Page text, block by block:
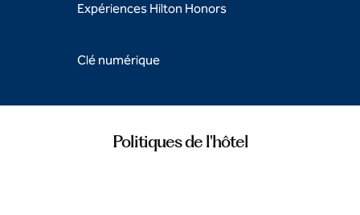
Expériences Hilton Honors
Clé numérique
Politiques de l'hôtel